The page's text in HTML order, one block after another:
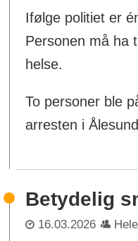
Ifølge politiet er
Personen må ha
helse.
To personer ble
arresten i
Betydelig
16.03.2026